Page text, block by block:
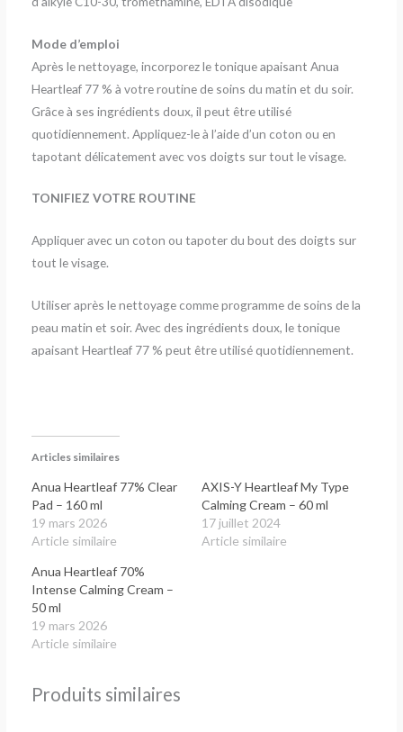
Mode d’emploi
Après le nettoyage, incorporez le tonique apaisant Anua
Heartleaf 77 % à votre routine de soins du matin et du soir.
Grâce à ses ingrédients doux, il peut être utilisé
quotidiennement. Appliquez-le à l’aide d’un coton ou en
tapotant délicatement avec vos doigts sur tout le visage.
TONIFIEZ VOTRE ROUTINE
Appliquer avec un coton ou tapoter du bout des doigts sur
tout le visage.
Utiliser après le nettoyage comme programme de soins de la
peau matin et soir. Avec des ingrédients doux, le tonique
apaisant Heartleaf 77 % peut être utilisé quotidiennement.
Articles similaires
Anua Heartleaf 77% Clear
Pad – 160 ml
19 mars 2026
Article similaire
AXIS-Y Heartleaf My Type
Calming Cream – 60 ml
17 juillet 2024
Article similaire
Anua Heartleaf 70%
Intense Calming Cream –
50 ml
19 mars 2026
Article similaire
Produits similaires